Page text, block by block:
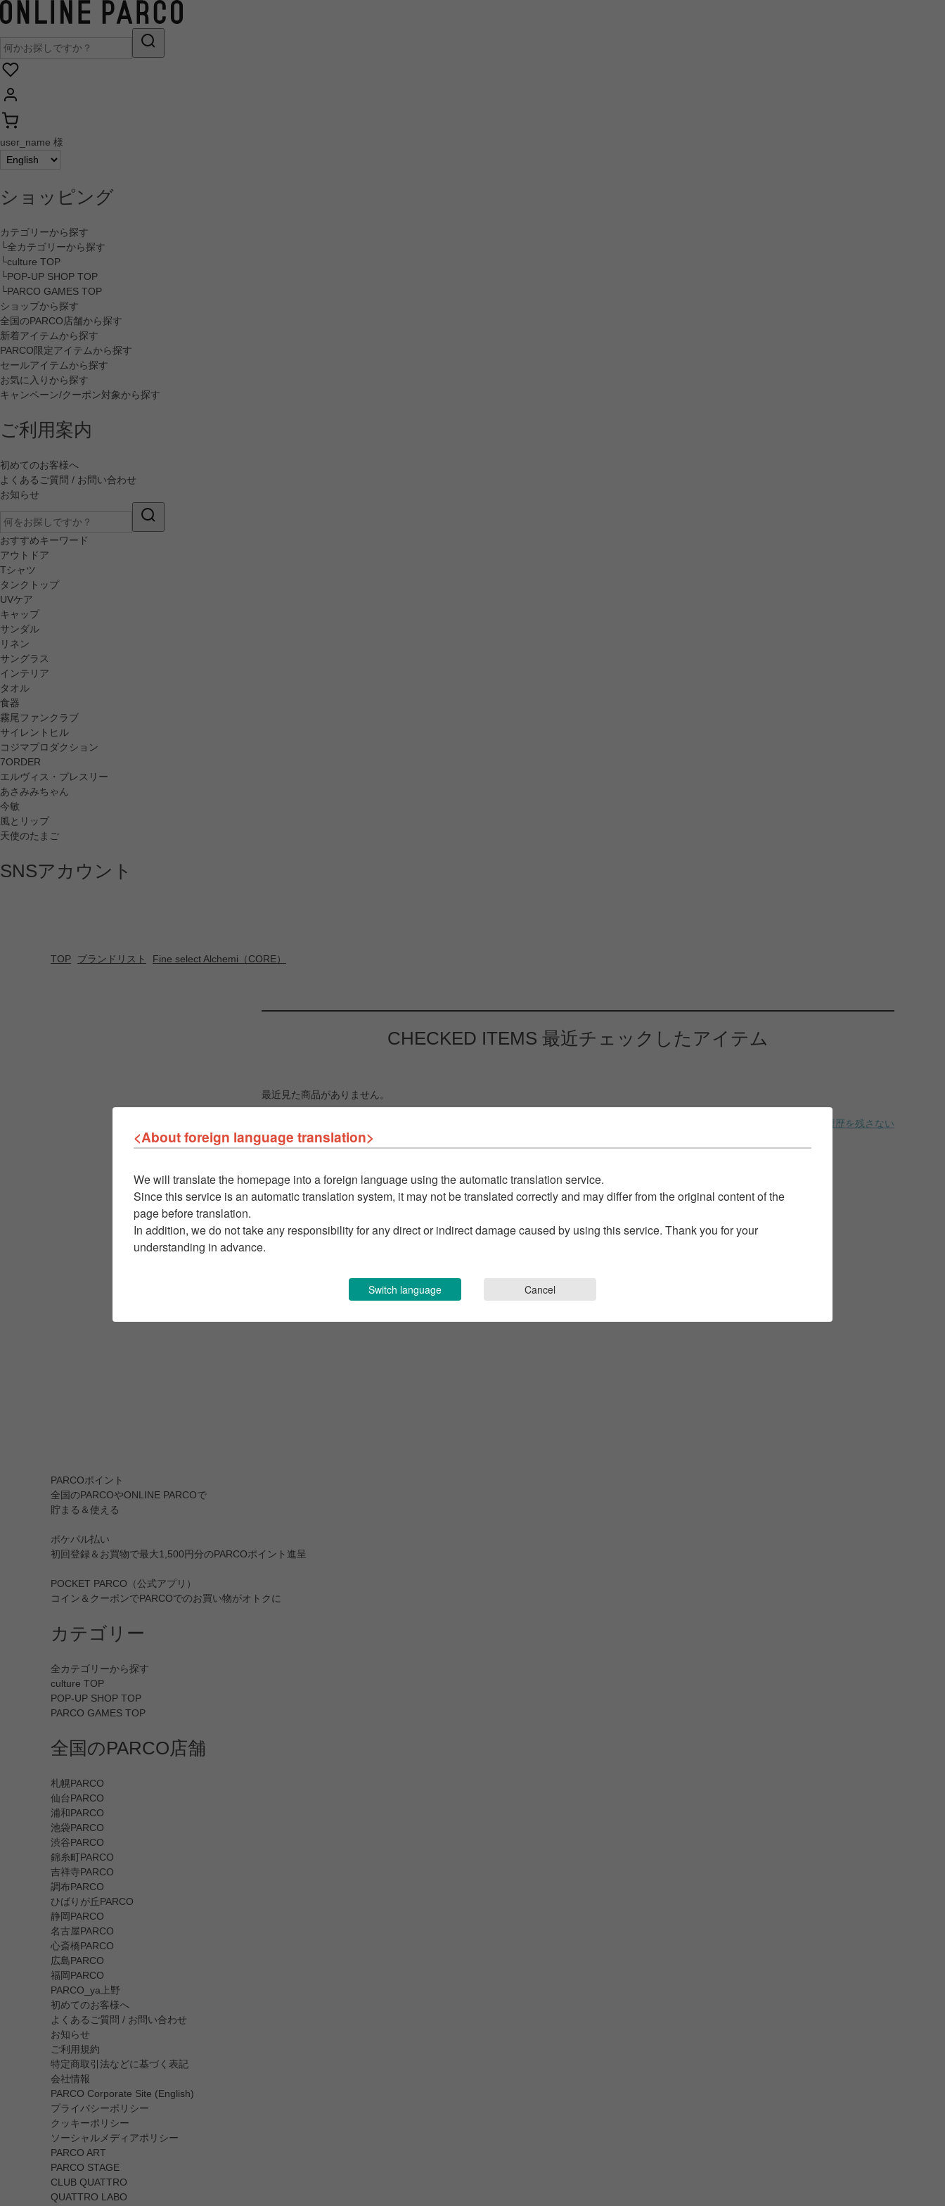
user_name 様
ショッピング
カテゴリーから探す
└全カテゴリーから探す
└culture TOP
└POP-UP SHOP TOP
└PARCO GAMES TOP
ショップから探す
全国のPARCO店舗から探す
新着アイテムから探す
PARCO限定アイテムから探す
セールアイテムから探す
お気に入りから探す
キャンペーン/クーポン対象から探す
ご利用案内
初めてのお客様へ
よくあるご質問 / お問い合わせ
お知らせ
おすすめキーワード
アウトドア
Tシャツ
タンクトップ
UVケア
キャップ
サンダル
リネン
サングラス
インテリア
タオル
食器
霧尾ファンクラブ
サイレントヒル
コジマプロダクション
7ORDER
エルヴィス・プレスリー
あさみみちゃん
今敏
風とリップ
天使のたまご
SNSアカウント
TOP ブランドリスト Fine select Alchemi（CORE）
CHECKED ITEMS 最近チェックしたアイテム
最近見た商品がありません。
履歴を残さない
PARCOポイント
全国のPARCOやONLINE PARCOで
貯まる＆使える
ポケパル払い
初回登録＆お買物で最大1,500円分のPARCOポイント進呈
POCKET PARCO（公式アプリ）
コイン＆クーポンでPARCOでのお買い物がオトクに
カテゴリー
全カテゴリーから探す
culture TOP
POP-UP SHOP TOP
PARCO GAMES TOP
全国のPARCO店舗
札幌PARCO
仙台PARCO
浦和PARCO
池袋PARCO
渋谷PARCO
錦糸町PARCO
吉祥寺PARCO
調布PARCO
ひばりが丘PARCO
静岡PARCO
名古屋PARCO
心斎橋PARCO
広島PARCO
福岡PARCO
PARCO_ya上野
初めてのお客様へ
よくあるご質問 / お問い合わせ
お知らせ
ご利用規約
特定商取引法などに基づく表記
会社情報
PARCO Corporate Site (English)
プライバシーポリシー
クッキーポリシー
ソーシャルメディアポリシー
PARCO ART
PARCO STAGE
CLUB QUATTRO
QUATTRO LABO
<About foreign language translation>
We will translate the homepage into a foreign language using the automatic translation service.
Since this service is an automatic translation system, it may not be translated correctly and may differ from the original content of the
page before translation.
In addition, we do not take any responsibility for any direct or indirect damage caused by using this service. Thank you for your
understanding in advance.
Switch language Cancel